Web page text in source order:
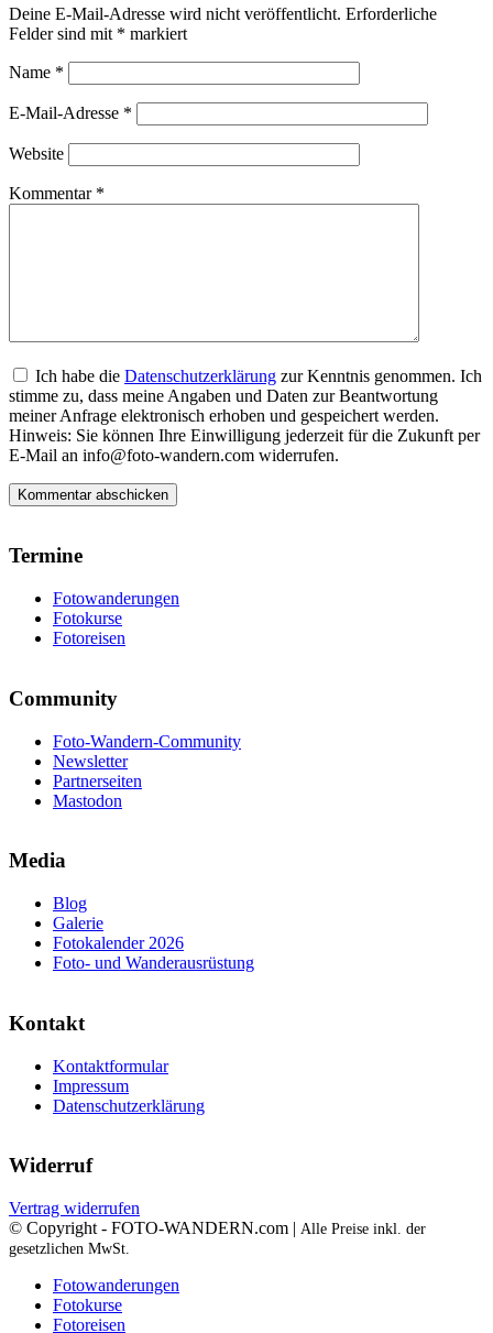
Deine E-Mail-Adresse wird nicht veröffentlicht. Erforderliche
Felder sind mit * markiert
Name *
E-Mail-Adresse *
Website
Kommentar *
Ich habe die Datenschutzerklärung zur Kenntnis genommen. Ich
stimme zu, dass meine Angaben und Daten zur Beantwortung
meiner Anfrage elektronisch erhoben und gespeichert werden.
Hinweis: Sie können Ihre Einwilligung jederzeit für die Zukunft per
E-Mail an info@foto-wandern.com widerrufen.
Termine
Fotowanderungen
Fotokurse
Fotoreisen
Community
Foto-Wandern-Community
Newsletter
Partnerseiten
Mastodon
Media
Blog
Galerie
Fotokalender 2026
Foto- und Wanderausrüstung
Kontakt
Kontaktformular
Impressum
Datenschutzerklärung
Widerruf
Vertrag widerrufen
© Copyright - FOTO-WANDERN.com | Alle Preise inkl. der
gesetzlichen MwSt.
Fotowanderungen
Fotokurse
Fotoreisen